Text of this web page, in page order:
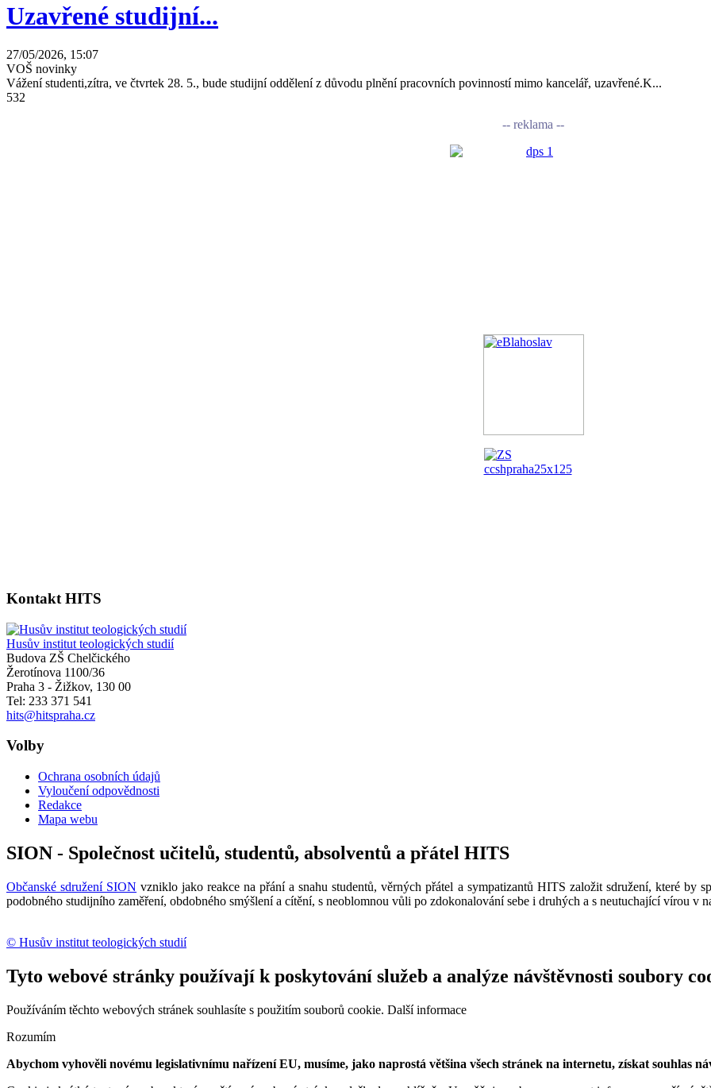
Uzavřené studijní...
27/05/2026, 15:07
VOŠ novinky
Vážení studenti,zítra, ve čtvrtek 28. 5., bude studijní oddělení z důvodu plnění pracovních povinností mimo kancelář, uzavřené.K...
532
-- reklama --
Kontakt HITS
Husův institut teologických studií
Budova ZŠ Chelčického
Žerotínova 1100/36
Praha 3 - Žižkov, 130 00
Tel: 233 371 541
hits@hitspraha.cz
Volby
Ochrana osobních údajů
Vyloučení odpovědnosti
Redakce
Mapa webu
SION - Společnost učitelů, studentů, absolventů a přátel HITS
Občanské sdružení SION vzniklo jako reakce na přání a snahu studentů, věrných přátel a sympatizantů HITS založit sdružení, které by
podobného studijního zaměření, obdobného smýšlení a cítění, s neoblomnou vůli po zdokonalování sebe i druhých a s neutuchající vírou v
© Husův institut teologických studií
Tyto webové stránky používají k poskytování služeb a analýze návštěvnosti soubory
Používáním těchto webových stránek souhlasíte s použitím souborů cookie. Další informace
Rozumím
Abychom vyhověli novému legislativnímu nařízení EU, musíme, jako naprostá většina všech stránek na internetu, získat souhlas